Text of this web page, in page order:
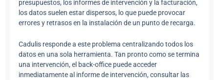
presupuestos, los informes de intervención y la facturación,
los datos suelen estar dispersos, lo que puede provocar
errores y retrasos en la instalación de un punto de recarga.
Cadulis responde a este problema centralizando todos los
datos en una sola herramienta. Tan pronto como se termina
una intervención, el back-office puede acceder
inmediatamente al informe de intervención, consultar las